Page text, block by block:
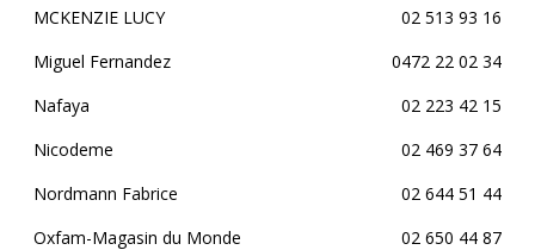
MCKENZIE LUCY
02 513 93 16
Miguel Fernandez
0472 22 02 34
Nafaya
02 223 42 15
Nicodeme
02 469 37 64
Nordmann Fabrice
02 644 51 44
Oxfam-Magasin du Monde
02 650 44 87